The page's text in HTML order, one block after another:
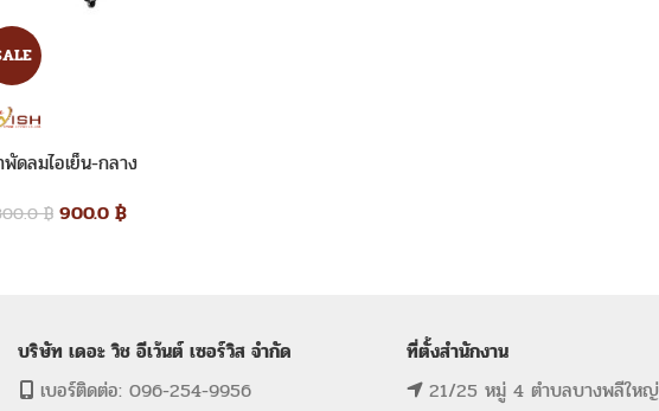
พัดลมไอเย็น-กลาง
฿ 900.0 ฿
บริษัท เดอะ วิช อีเว้นต์ เซอร์วิส จำกัด
เบอร์ติดต่อ: 096-254-9956
ที่ตั้งสำนักงาน
21/25 หมู่ 4 ตำบลบางพลีใหญ่